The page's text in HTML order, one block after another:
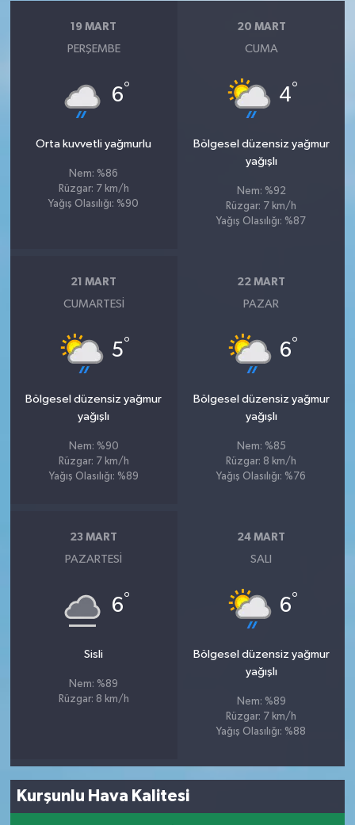
19 MART
PERŞEMBE
6°
Orta kuvvetli yağmurlu
Nem: %86
Rüzgar: 7 km/h
Yağış Olasılığı: %90
20 MART
CUMA
4°
Bölgesel düzensiz yağmur
yağışlı
Nem: %92
Rüzgar: 7 km/h
Yağış Olasılığı: %87
21 MART
CUMARTESI
5°
Bölgesel düzensiz yağmur
yağışlı
Nem: %90
Rüzgar: 7 km/h
Yağış Olasılığı: %89
22 MART
PAZAR
6°
Bölgesel düzensiz yağmur
yağışlı
Nem: %85
Rüzgar: 8 km/h
Yağış Olasılığı: %76
23 MART
PAZARTESI
6°
Sisli
Nem: %89
Rüzgar: 8 km/h
24 MART
SALI
6°
Bölgesel düzensiz yağmur
yağışlı
Nem: %89
Rüzgar: 7 km/h
Yağış Olasılığı: %88
Kurşunlu Hava Kalitesi